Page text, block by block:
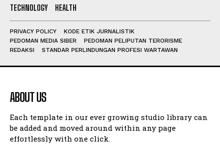
I've read and accept the
TECHNOLOGY
HEALTH
PRIVACY POLICY
KODE ETIK JURNALISTIK
PEDOMAN MEDIA SIBER
PEDOMAN PELIPUTAN TERORISME
REDAKSI
STANDAR PERLINDUNGAN PROFESI WARTAWAN
ABOUT US
Each template in our ever growing studio library can
be added and moved around within any page
effortlessly with one click.